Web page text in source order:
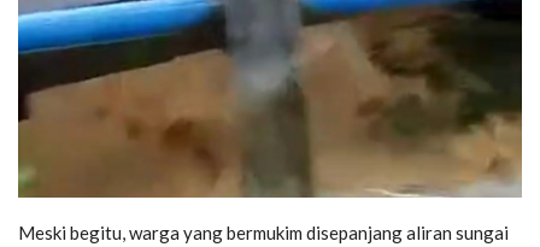
Meski begitu, warga yang bermukim disepanjang aliran sungai